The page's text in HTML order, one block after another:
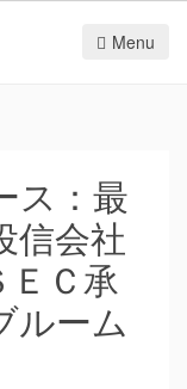
Menu
ス：最
信会社
Ｃ承
ルーム